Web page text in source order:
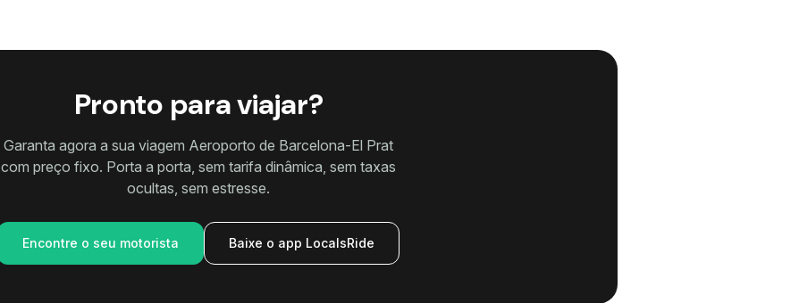
Pronto para viajar?
Garanta agora a sua viagem Aeroporto de Barcelona-El Prat
com preço fixo. Porta a porta, sem tarifa dinâmica, sem taxas
ocultas, sem estresse.
Encontre o seu motorista Baixe o app LocalsRide